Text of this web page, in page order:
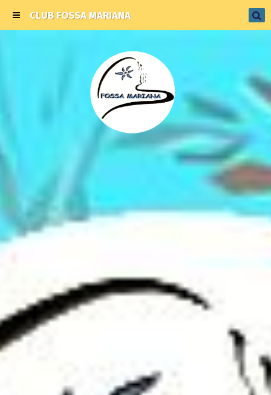
CLUB FOSSA MARIANA